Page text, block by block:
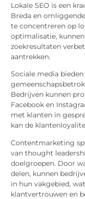
Lokale SEO is een
Breda en
te concentreren op
optimalisatie,
zoekresultaten
aantrekken.
Sociale media
Bedrijven kunnen
Facebook en
met klanten in
kan de
Contentmarketing
van thought
doelgroepen. Door
delen, kunnen
in hun vakgebied,
klantvertrouwen en